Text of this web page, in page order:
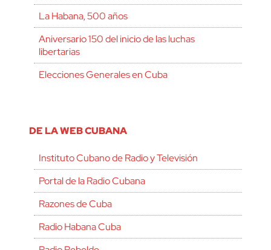
La Habana, 500 años
Aniversario 150 del inicio de las luchas
libertarias
Elecciones Generales en Cuba
DE LA WEB CUBANA
Instituto Cubano de Radio y Televisión
Portal de la Radio Cubana
Razones de Cuba
Radio Habana Cuba